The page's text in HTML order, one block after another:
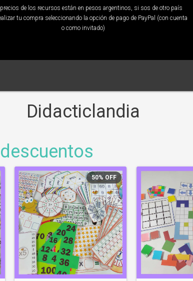
de los recursos están en pesos argentinos, si sos de otro país
tu compra seleccionando la opción de pago de PayPal (con cuenta
o como invitado)
Didacticlandia
50%OFF